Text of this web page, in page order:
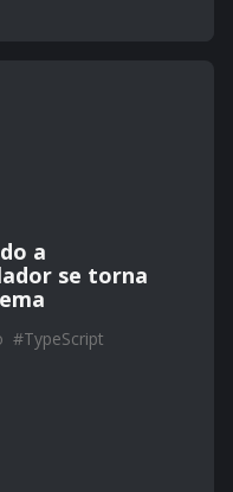
a
se torna
#TypeScript